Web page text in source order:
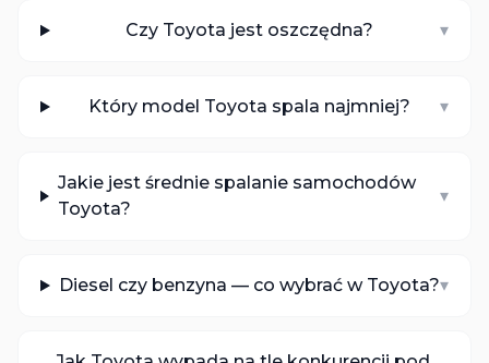
Czy Toyota jest oszczędna? ▾
Który model Toyota spala najmniej? ▾
Jakie jest średnie spalanie samochodów
Toyota?
▾
Diesel czy benzyna — co wybrać w Toyota?▾